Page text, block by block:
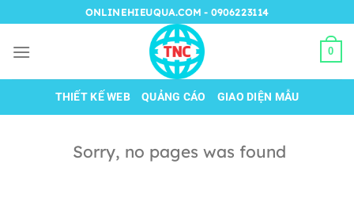
đến
nội
ONLINEHIEUQUA.COM - 0906223114
0
THIẾT KẾ WEB QUẢNG CÁO GIAO DIỆN MẪU
Sorry, no pages was found